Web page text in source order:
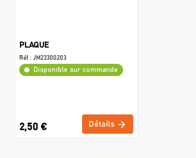
PLAQUE
Réf : JM23300203
Disponible sur commande
2,50 € Détails